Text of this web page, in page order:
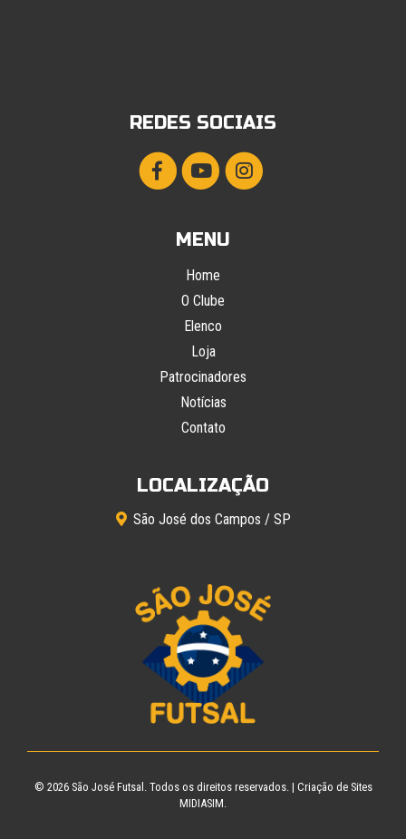
REDES SOCIAIS
MENU
Home
O Clube
Elenco
Loja
Patrocinadores
Notícias
Contato
LOCALIZAÇÃO
São José dos Campos / SP
© 2026 São José Futsal . Todos os direitos reservados. | Criação de Sites
MIDIASIM.